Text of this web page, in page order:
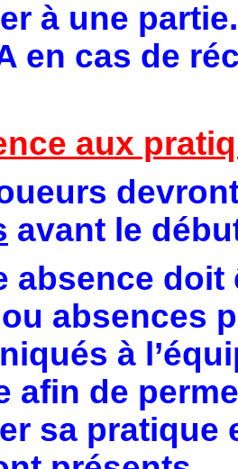
à une
en cas de
aux
avant le
absence
absences
à
afin de
sa